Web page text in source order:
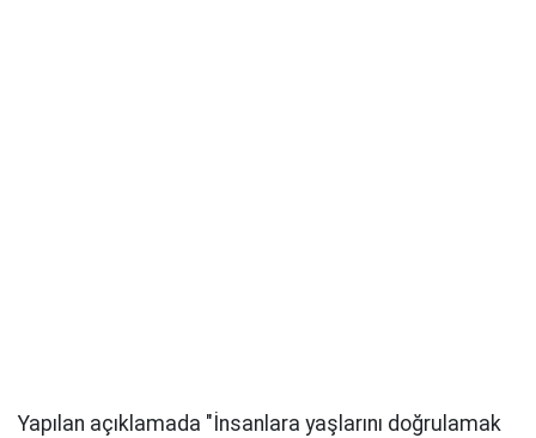
Yapılan açıklamada "İnsanlara yaşlarını doğrulamak